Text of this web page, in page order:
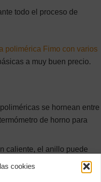
cookies
todo el proceso de
polimérica Fimo con varios
a muy buen precio.
se hornean entre
de horno para
caliente, el anillo puede